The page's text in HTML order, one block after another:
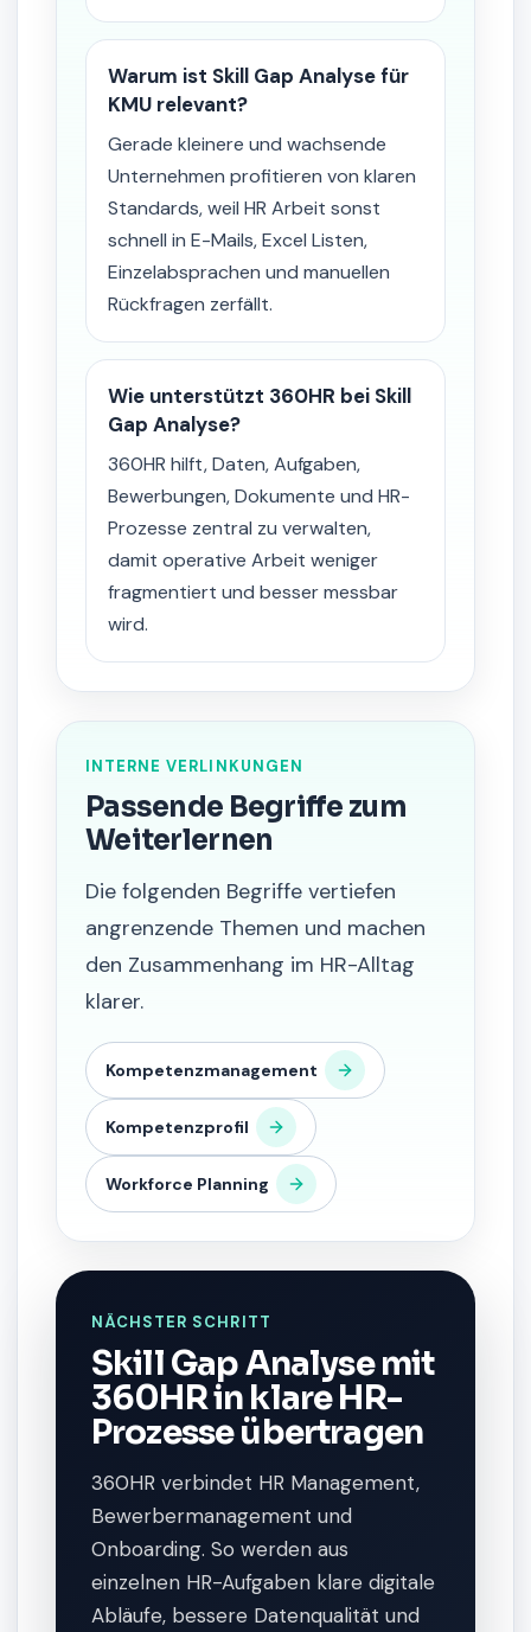
Warum ist Skill Gap Analyse für
KMU relevant?
Gerade kleinere und wachsende
Unternehmen profitieren von klaren
Standards, weil HR Arbeit sonst
schnell in E-Mails, Excel Listen,
Einzelabsprachen und manuellen
Rückfragen zerfällt.
Wie unterstützt 360HR bei Skill
Gap Analyse?
360HR hilft, Daten, Aufgaben,
Bewerbungen, Dokumente und HR-
Prozesse zentral zu verwalten,
damit operative Arbeit weniger
fragmentiert und besser messbar
wird.
INTERNE VERLINKUNGEN
Passende Begriffe zum
Weiterlernen
Die folgenden Begriffe vertiefen
angrenzende Themen und machen
den Zusammenhang im HR-Alltag
klarer.
Kompetenzmanagement
Kompetenzprofil
Workforce Planning
NÄCHSTER SCHRITT
Skill Gap Analyse mit
360HR in klare HR-
Prozesse übertragen
360HR verbindet HR Management,
Bewerbermanagement und
Onboarding. So werden aus
einzelnen HR-Aufgaben klare digitale
Abläufe, bessere Datenqualität und